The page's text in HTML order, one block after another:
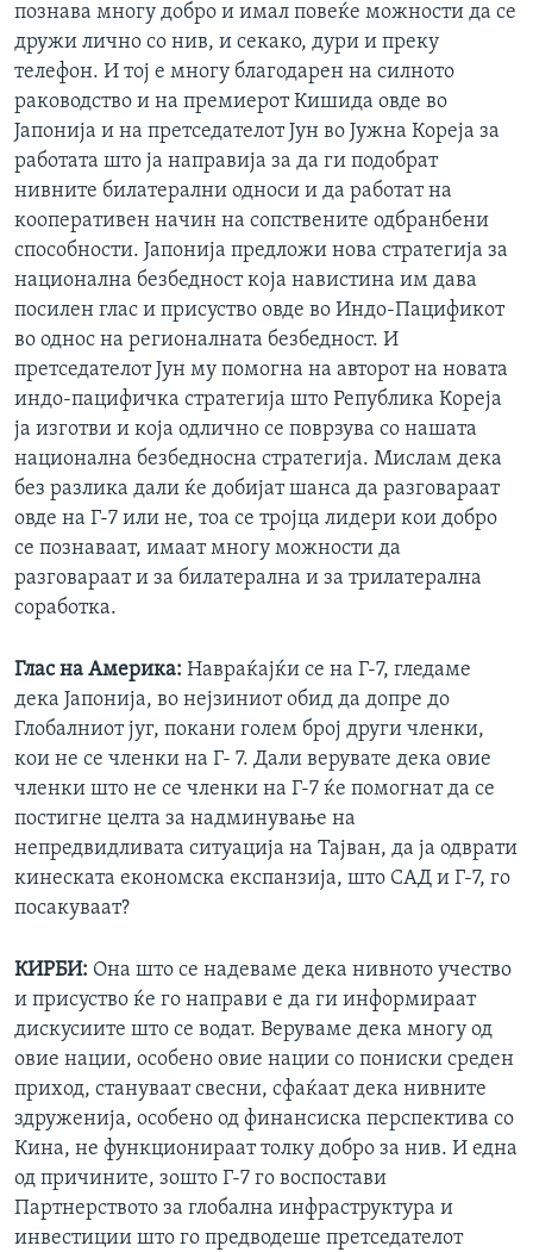
познава многу добро и имал повеќе можности да се
дружи лично со нив, и секако, дури и преку
телефон. И тој е многу благодарен на силното
раководство и на премиерот Кишида овде во
Јапонија и на претседателот Јун во Јужна Кореја за
работата што ја направија за да ги подобрат
нивните билатерални односи и да работат на
кооперативен начин на сопствените одбранбени
способности. Јапонија предложи нова стратегија за
национална безбедност која навистина им дава
посилен глас и присуство овде во Индо-Пацификот
во однос на регионалната безбедност. И
претседателот Јун му помогна на авторот на новата
индо-пацифичка стратегија што Република Кореја
ја изготви и која одлично се поврзува со нашата
национална безбедносна стратегија. Мислам дека
без разлика дали ќе добијат шанса да разговараат
овде на Г-7 или не, тоа се тројца лидери кои добро
се познаваат, имаат многу можности да
разговараат и за билатерална и за трилатерална
соработка.
Глас на Америка: Навраќајќи се на Г-7, гледаме
дека Јапонија, во нејзиниот обид да допре до
Глобалниот југ, покани голем број други членки,
кои не се членки на Г- 7. Дали верувате дека овие
членки што не се членки на Г-7 ќе помогнат да се
постигне целта за надминување на
непредвидливата ситуација на Тајван, да ја одврати
кинеската економска експанзија, што САД и Г-7, го
посакуваат?
КИРБИ: Она што се надеваме дека нивното учество
и присуство ќе го направи е да ги информираат
дискусиите што се водат. Веруваме дека многу од
овие нации, особено овие нации со пониски среден
приход, стануваат свесни, сфаќаат дека нивните
здруженија, особено од финансиска перспектива со
Кина, не функционираат толку добро за нив. И една
од причините, зошто Г-7 го воспостави
Партнерството за глобална инфраструктура и
инвестиции што го предводеше претседателот